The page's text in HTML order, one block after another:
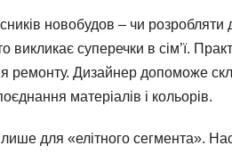
новобудов – чи розробляти
викликає суперечки в сім’ї.
ремонту. Дизайнер допоможе
матеріалів і кольорів.
для «елітного сегмента».